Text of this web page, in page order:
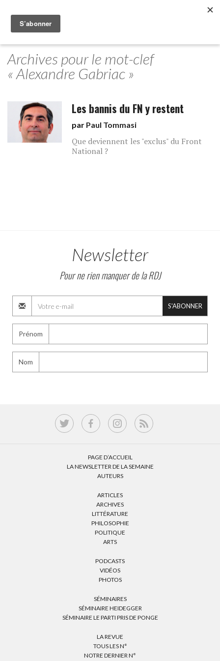
Archives pour le mot-clef
« Alexandre Gabriac »
Les bannis du FN y restent
par Paul Tommasi
Que deviennent les "exclus" du Front
National ?
Newsletter
Pour ne rien manquer de la RDJ
S'ABONNER
Prénom
Nom
PAGE D’ACCUEIL
LA NEWSLETTER DE LA SEMAINE
AUTEURS
ARTICLES
ARCHIVES
LITTÉRATURE
PHILOSOPHIE
POLITIQUE
ARTS
PODCASTS
VIDÉOS
PHOTOS
SÉMINAIRES
SÉMINAIRE HEIDEGGER
SÉMINAIRE LE PARTI PRIS DE PONGE
LA REVUE
TOUS LES N°
NOTRE DERNIER N°